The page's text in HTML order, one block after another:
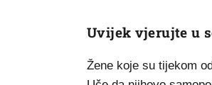
Uvijek vjerujte u
Žene koje su tijekom